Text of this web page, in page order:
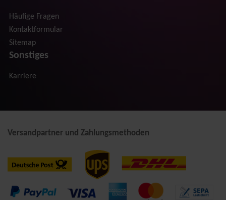
Häufige Fragen
Kontaktformular
Sitemap
Sonstiges
Karriere
Versandpartner und Zahlungsmethoden